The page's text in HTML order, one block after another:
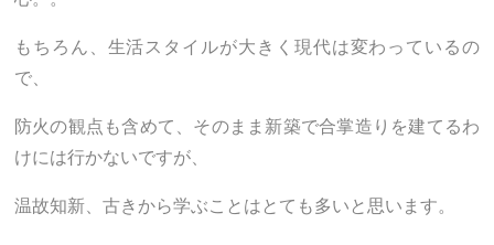
もちろん、生活スタイルが大きく現代は変わっているの
で、
防火の観点も含めて、そのまま新築で合掌造りを建てるわ
けには行かないですが、
温故知新、古きから学ぶことはとても多いと思います。